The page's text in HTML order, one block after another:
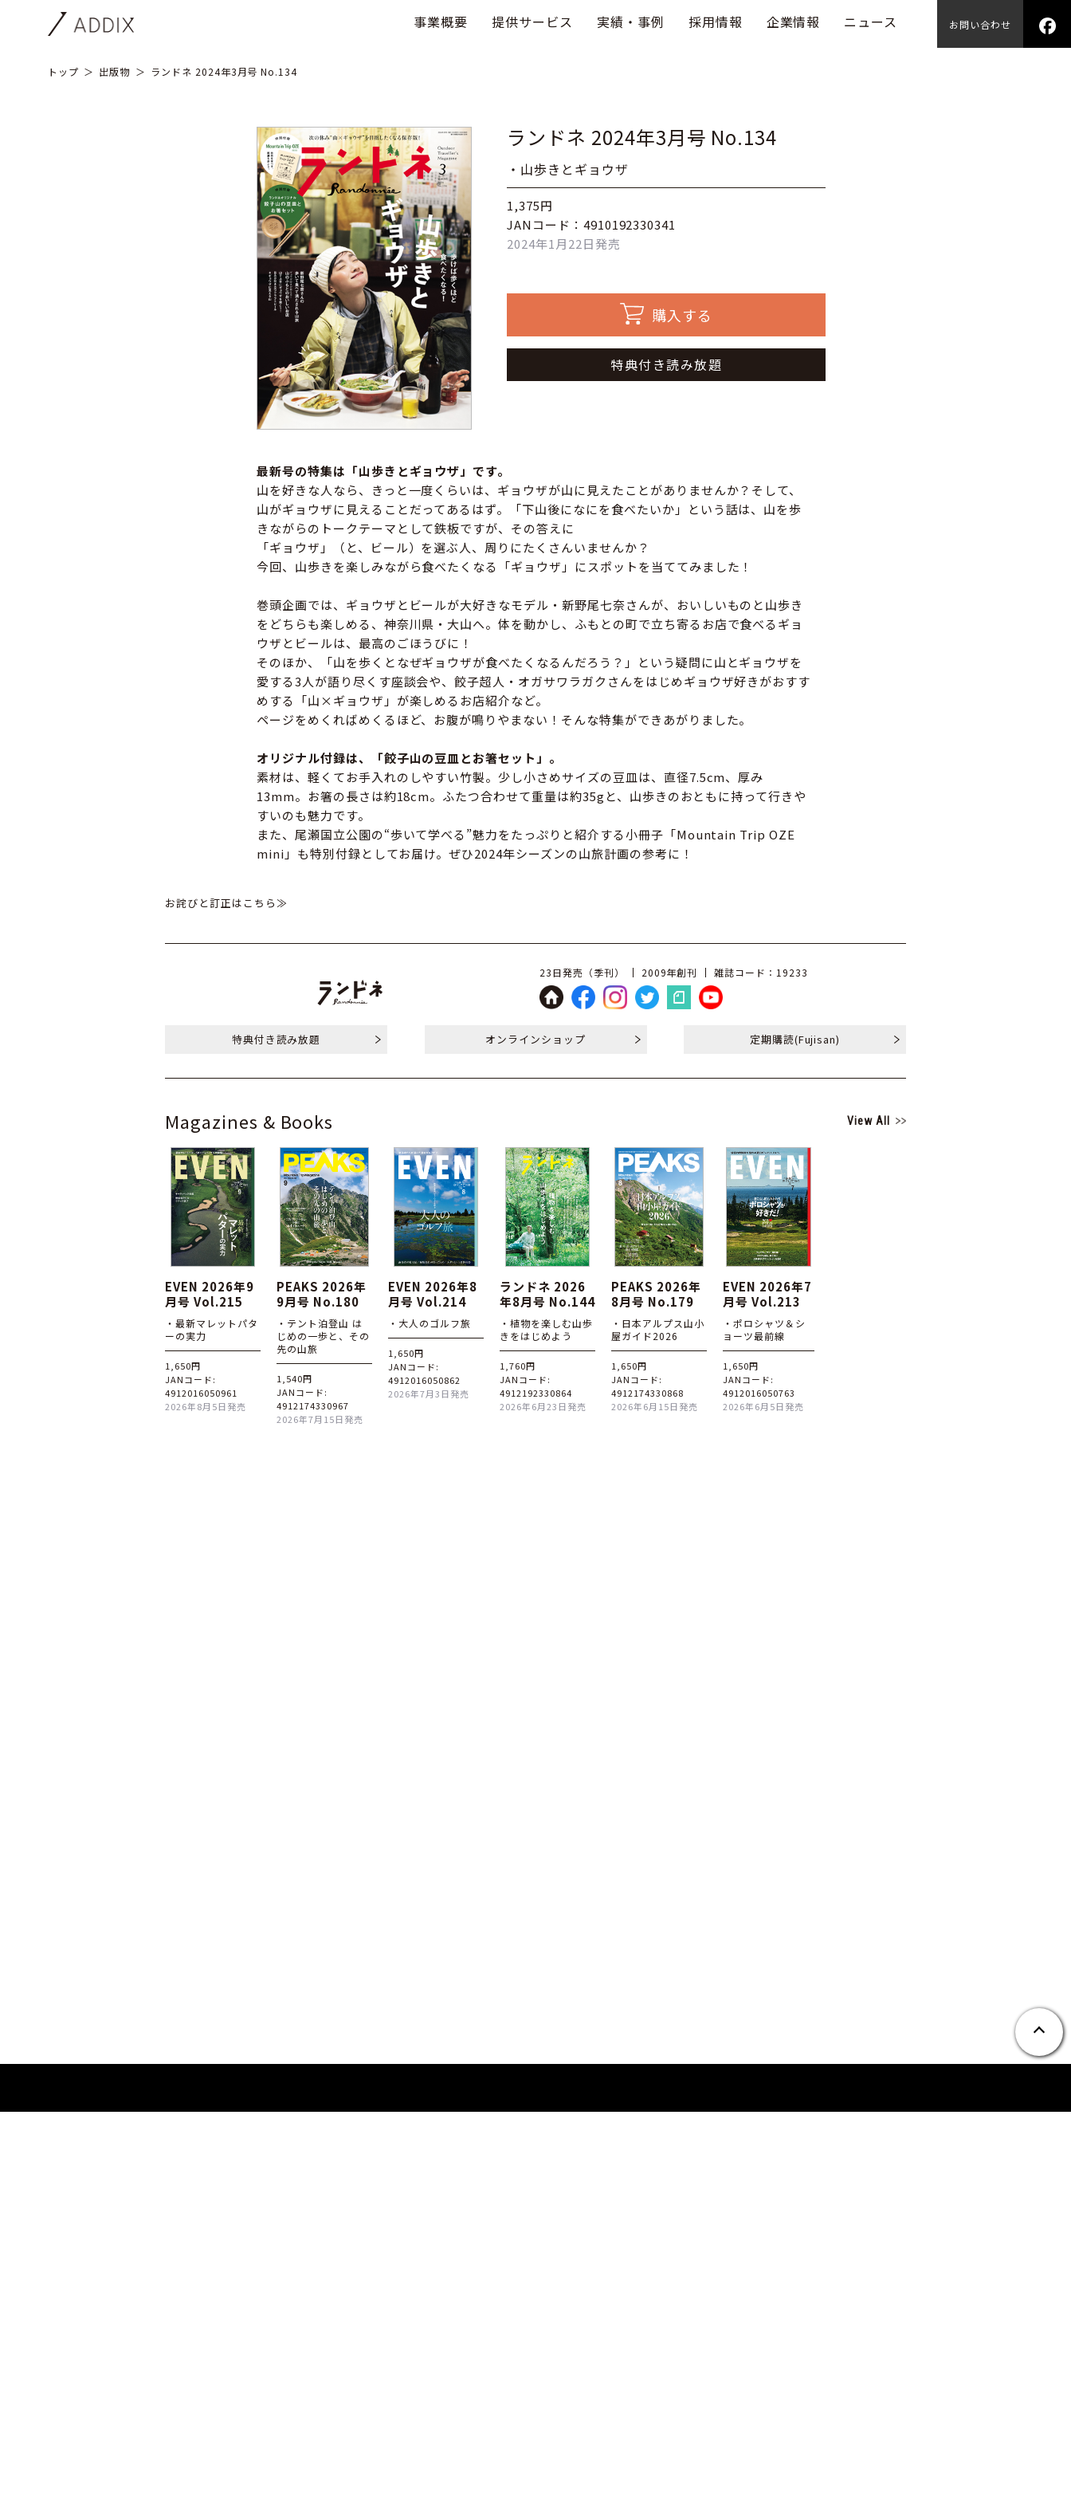
事業概要 提供サービス 実績・事例 採用情報 企業情報 ニュース お問い合わせ
トップ 出版物 ランドネ 2024年3月号 No.134
ランドネ 2024年3月号 No.134
・山歩きとギョウザ
1,375円
JANコード：4910192330341
2024年1月22日発売
購入する
特典付き読み放題
最新号の特集は「山歩きとギョウザ」です。
山を好きな人なら、きっと一度くらいは、ギョウザが山に見えたことがありませんか？そして、
山がギョウザに見えることだってあるはず。「下山後になにを食べたいか」という話は、山を歩
きながらのトークテーマとして鉄板ですが、その答えに
「ギョウザ」（と、ビール）を選ぶ人、周りにたくさんいませんか？
今回、山歩きを楽しみながら食べたくなる「ギョウザ」にスポットを当ててみました！
巻頭企画では、ギョウザとビールが大好きなモデル・新野尾七奈さんが、おいしいものと山歩き
をどちらも楽しめる、神奈川県・大山へ。体を動かし、ふもとの町で立ち寄るお店で食べるギョ
ウザとビールは、最高のごほうびに！
そのほか、「山を歩くとなぜギョウザが食べたくなるんだろう？」という疑問に山とギョウザを
愛する3人が語り尽くす座談会や、餃子超人・オガサワラガクさんをはじめギョウザ好きがおすす
めする「山×ギョウザ」が楽しめるお店紹介など。
ページをめくればめくるほど、お腹が鳴りやまない！そんな特集ができあがりました。
オリジナル付録は、「餃子山の豆皿とお箸セット」。
素材は、軽くてお手入れのしやすい竹製。少し小さめサイズの豆皿は、直径7.5cm、厚み
13mm。お箸の長さは約18cm。ふたつ合わせて重量は約35gと、山歩きのおともに持って行きや
すいのも魅力です。
また、尾瀬国立公園の“歩いて学べる”魅力をたっぷりと紹介する小冊子「Mountain Trip OZE
mini」も特別付録としてお届け。ぜひ2024年シーズンの山旅計画の参考に！
お詫びと訂正はこちら≫
23日発売（季刊） 2009年創刊 雑誌コード：19233
特典付き読み放題 オンラインショップ 定期購読(Fujisan)
Magazines & Books View All
EVEN 2026年9
月号 Vol.215
・最新マレットパタ
ーの実力
1,650円
JANコード:
4912016050961
2026年8月5日発売
PEAKS 2026年
9月号 No.180
・テント泊登山 は
じめの一歩と、その
先の山旅
1,540円
JANコード:
4912174330967
2026年7月15日発売
EVEN 2026年8
月号 Vol.214
・大人のゴルフ旅
1,650円
JANコード:
4912016050862
2026年7月3日発売
ランドネ 2026
年8月号 No.144
・植物を楽しむ山歩
きをはじめよう
1,760円
JANコード:
4912192330864
2026年6月23日発売
PEAKS 2026年
8月号 No.179
・日本アルプス山小
屋ガイド2026
1,650円
JANコード:
4912174330868
2026年6月15日発売
EVEN 2026年7
月号 Vol.213
・ポロシャツ＆シ
ョーツ最前線
1,650円
JANコード:
4912016050763
2026年6月5日発売